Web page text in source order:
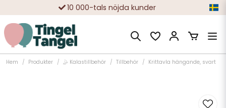
10 000-tals nöjda kunder
Hem Produkter 🤹 Kalastillbehör Tillbehör Krittavla hängande, svart